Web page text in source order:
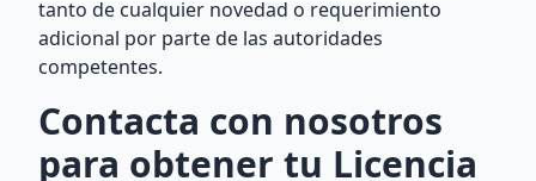
tanto de cualquier novedad o requerimiento
adicional por parte de las autoridades
competentes.
Contacta con nosotros
para obtener tu Licencia